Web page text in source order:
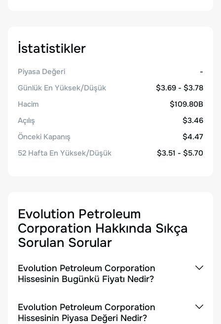
İstatistikler
Piyasa Değeri
-
Günlük En Yüksek/Düşük
$3.69 - $3.78
Hacim
$109.80B
Açılış
$3.46
Önceki Kapanış
$4.47
52 Hafta En Yüksek/Düşük
$3.51 - $5.70
Evolution Petroleum
Corporation Hakkında Sıkça
Sorulan Sorular
Evolution Petroleum Corporation
Hissesinin Bugünkü Fiyatı Nedir?
Evolution Petroleum Corporation
Hissesinin Piyasa Değeri Nedir?